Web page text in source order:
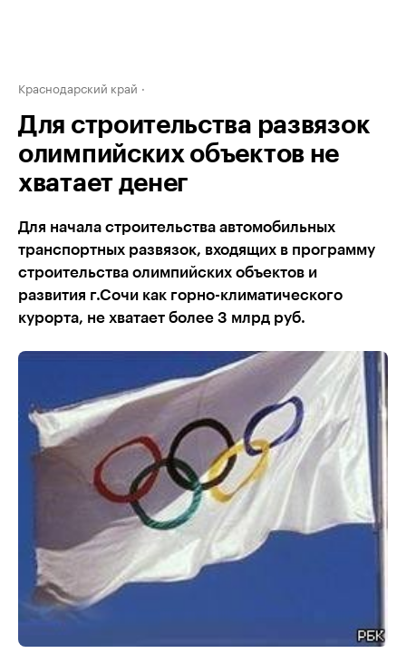
Краснодарский край
Для строительства развязок
олимпийских объектов не
хватает денег
Для начала строительства автомобильных
транспортных развязок, входящих в программу
строительства олимпийских объектов и
развития г.Сочи как горно-климатического
курорта, не хватает более 3 млрд руб.